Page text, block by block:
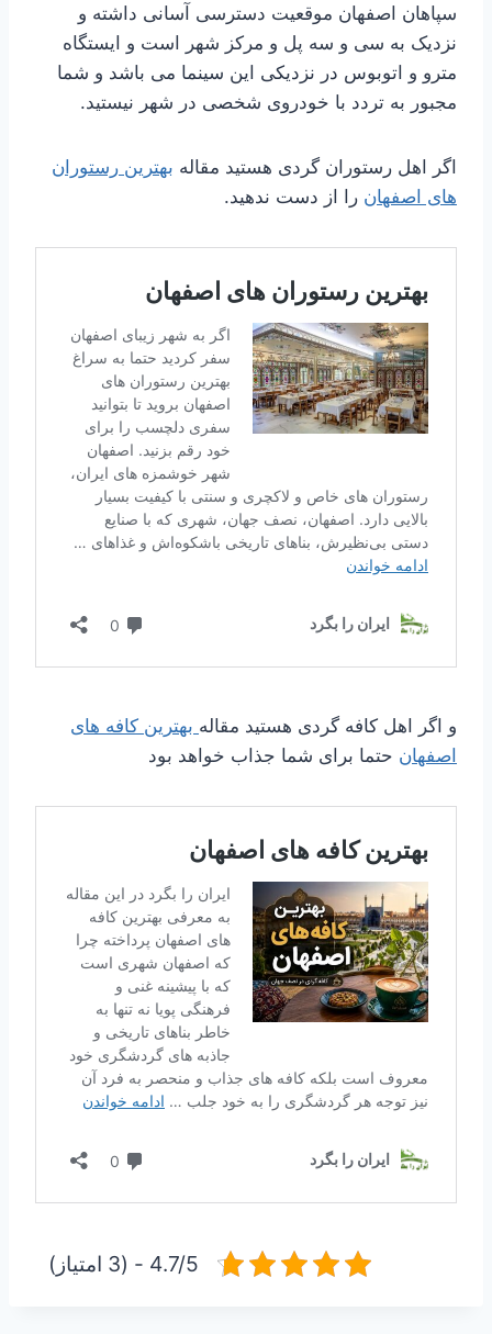
سپاهان اصفهان موقعیت دسترسی آسانی داشته و
نزدیک به سی و سه پل و مرکز شهر است و ایستگاه
مترو و اتوبوس در نزدیکی این سینما می باشد و شما
مجبور به تردد با خودروی شخصی در شهر نیستید.
اگر اهل رستوران گردی هستید مقاله بهترین رستوران
های اصفهان را از دست ندهید.
و اگر اهل کافه گردی هستید مقاله بهترین کافه های
اصفهان حتما برای شما جذاب خواهد بود
4.7/5 - (3 امتیاز)